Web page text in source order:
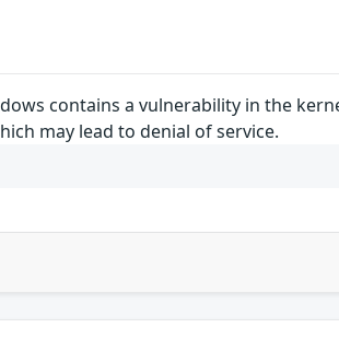
contains a vulnerability in the
may lead to denial of service.